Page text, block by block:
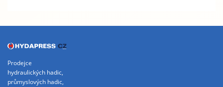
Prodejce
hydraulických hadic,
průmyslových hadic,